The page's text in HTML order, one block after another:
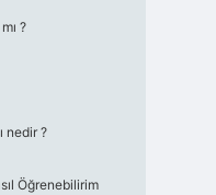
?
nedir ?
Öğrenebilirim